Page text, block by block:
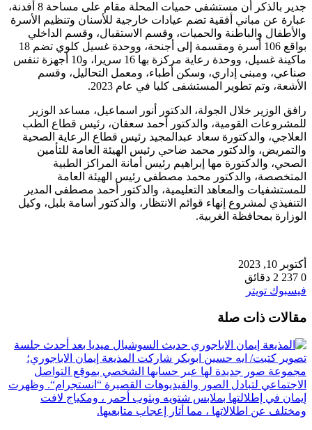
جدير بالذكر أن مستشفى حميات المحلة مقام على مساحة 8 أفدنة،
عبارة عن مباني أفقية تضم عيادات خارجية للأسنان وتنظيم الأسرة
والأطفال والباطنة والحميات، وقسم الاستقبال، وقسم الداخلي
بواقع 106 أسرة ومقسمة إلى أجنحة، ووحدة غسيل كلوي تضم 18
ماكينة غسيل، ووحدة رعاية مركزة بها 16 سريرا، و10 أجهزة تنفس
صناعي، ومبنى إداري، وسكن أطباء، ومعمل التحاليل، وقسم
الأشعة، وتم تطوير المستشفى كليا في عام 2023.
رافق الوزير خلال الجولة، الدكتور أنور اسماعيل، مساعد الوزير
للمشروعات القومية، والدكتور أحمد سعفان، رئيس قطاع الطب
العلاجي، والدكتورة سعاد عبدالمجيد رئيس قطاع الرعاية الصحية
والتمريض، والدكتور محمد ضاحي رئيس الهيئة العامة للتأمين
الصحي، والدكتورة مها إبراهيم رئيس أمانة المراكز الطبية
المتخصصة، والدكتور محمد مصطفى رئيس الهيئة العامة
للمستشفيات والمعاهد التعليمية، والدكتور أحمد مصطفى المدير
التنفيذي لمشروع إنهاء قوائم الانتظار، والدكتور أسامة بلبل، وكيل
الوزارة بمحافظة الغربية.
أكتوبر 10, 2023
0
2 دقائق
فيسبوك تويتر
البريد
مقالات ذات صلة